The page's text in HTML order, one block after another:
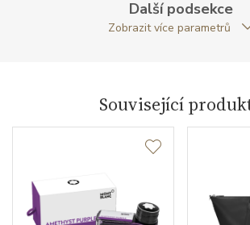
24
Další podsekce
Zobrazit více parametrů
Související